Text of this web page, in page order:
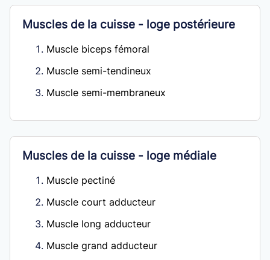
Muscles de la cuisse - loge postérieure
Muscle biceps fémoral
Muscle semi-tendineux
Muscle semi-membraneux
Muscles de la cuisse - loge médiale
Muscle pectiné
Muscle court adducteur
Muscle long adducteur
Muscle grand adducteur